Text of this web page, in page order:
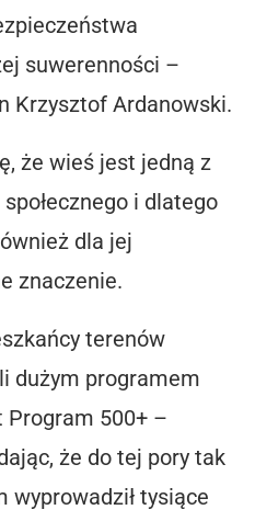
suwerenności –
Krzysztof Ardanowski.
że wieś jest jedną z
i dlatego
dla jej
znaczenie.
terenów
dużym programem
Program 500+ –
że do tej pory tak
wyprowadził tysiące